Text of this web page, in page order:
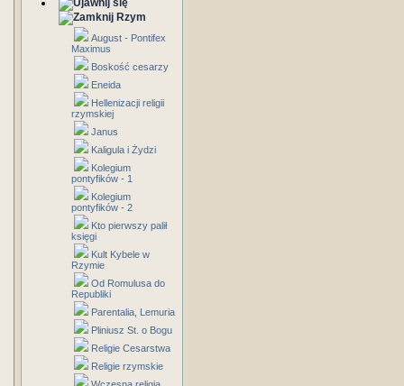
Rzym
August - Pontifex
Maximus
Boskość cesarzy
Eneida
Hellenizacji religii
rzymskiej
Janus
Kaligula i Żydzi
Kolegium
pontyfików - 1
Kolegium
pontyfików - 2
Kto pierwszy palił
księgi
Kult Kybele w
Rzymie
Od Romulusa do
Republiki
Parentalia, Lemuria
Pliniusz St. o Bogu
Religie Cesarstwa
Religie rzymskie